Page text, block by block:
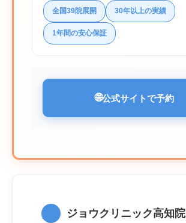
全国39院展開 30年以上の実績
1年間の安心保証
🌐公式サイトで予約
1. ジョウクリニック高知院